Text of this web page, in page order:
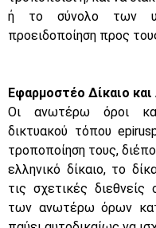
ή το σύνολο των
προειδοποίηση προς
Εφαρμοστέο Δίκαιο και
Οι ανωτέρω όροι
δικτυακού τόπου
τροποποίηση τους,
ελληνικό δίκαιο, το
τις σχετικές
των ανωτέρω όρων